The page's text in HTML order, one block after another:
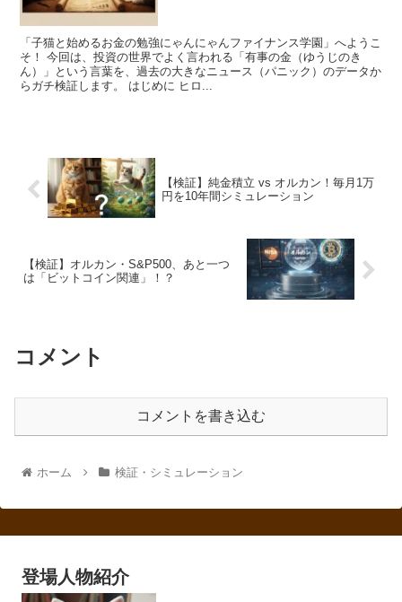
「子猫と始めるお金の勉強にゃんにゃんファイナンス学園」へようこ
そ！ 今回は、投資の世界でよく言われる「有事の金（ゆうじのき
ん）」という言葉を、過去の大きなニュース（パニック）のデータか
らガチ検証します。 はじめに ヒロ...
【検証】純金積立 vs オルカン！毎月1万
円を10年間シミュレーション
【検証】オルカン・S&P500、あと一つ
は「ビットコイン関連」！？
コメント
コメントを書き込む
ホーム 検証・シミュレーション
登場人物紹介